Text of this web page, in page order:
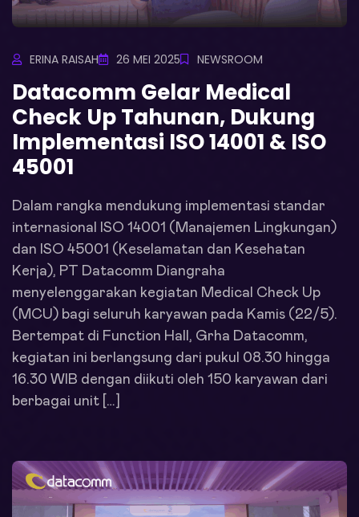
ERINA RAISAH 26 MEI 2025 NEWSROOM
Datacomm Gelar Medical
Check Up Tahunan, Dukung
Implementasi ISO 14001 & ISO
45001
Dalam rangka mendukung implementasi standar
internasional ISO 14001 (Manajemen Lingkungan)
dan ISO 45001 (Keselamatan dan Kesehatan
Kerja), PT Datacomm Diangraha
menyelenggarakan kegiatan Medical Check Up
(MCU) bagi seluruh karyawan pada Kamis (22/5).
Bertempat di Function Hall, Grha Datacomm,
kegiatan ini berlangsung dari pukul 08.30 hingga
16.30 WIB dengan diikuti oleh 150 karyawan dari
berbagai unit […]